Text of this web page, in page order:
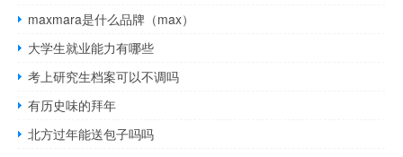
maxmara是什么品牌（max）
大学生就业能力有哪些
考上研究生档案可以不调吗
有历史味的拜年
北方过年能送包子吗吗